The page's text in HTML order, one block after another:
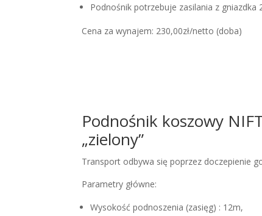
Podnośnik potrzebuje zasilania z gniazdka
Cena za wynajem: 230,00zł/netto (doba)
Podnośnik koszowy
„zielony”
Transport odbywa się poprzez doczepienie
Parametry główne:
Wysokość podnoszenia (zasięg) : 12m,